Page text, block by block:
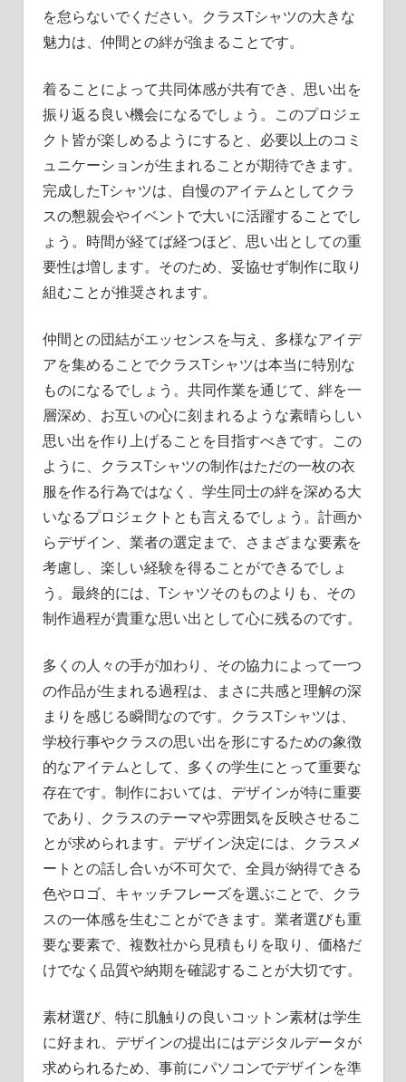
を怠らないでください。クラスTシャツの大きな
魅力は、仲間との絆が強まることです。
着ることによって共同体感が共有でき、思い出を
振り返る良い機会になるでしょう。このプロジェ
クト皆が楽しめるようにすると、必要以上のコミ
ュニケーションが生まれることが期待できます。
完成したTシャツは、自慢のアイテムとしてクラ
スの懇親会やイベントで大いに活躍することでし
ょう。時間が経てば経つほど、思い出としての重
要性は増します。そのため、妥協せず制作に取り
組むことが推奨されます。
仲間との団結がエッセンスを与え、多様なアイデ
アを集めることでクラスTシャツは本当に特別な
ものになるでしょう。共同作業を通じて、絆を一
層深め、お互いの心に刻まれるような素晴らしい
思い出を作り上げることを目指すべきです。この
ように、クラスTシャツの制作はただの一枚の衣
服を作る行為ではなく、学生同士の絆を深める大
いなるプロジェクトとも言えるでしょう。計画か
らデザイン、業者の選定まで、さまざまな要素を
考慮し、楽しい経験を得ることができるでしょ
う。最終的には、Tシャツそのものよりも、その
制作過程が貴重な思い出として心に残るのです。
多くの人々の手が加わり、その協力によって一つ
の作品が生まれる過程は、まさに共感と理解の深
まりを感じる瞬間なのです。クラスTシャツは、
学校行事やクラスの思い出を形にするための象徴
的なアイテムとして、多くの学生にとって重要な
存在です。制作においては、デザインが特に重要
であり、クラスのテーマや雰囲気を反映させるこ
とが求められます。デザイン決定には、クラスメ
ートとの話し合いが不可欠で、全員が納得できる
色やロゴ、キャッチフレーズを選ぶことで、クラ
スの一体感を生むことができます。業者選びも重
要な要素で、複数社から見積もりを取り、価格だ
けでなく品質や納期を確認することが大切です。
素材選び、特に肌触りの良いコットン素材は学生
に好まれ、デザインの提出にはデジタルデータが
求められるため、事前にパソコンでデザインを準